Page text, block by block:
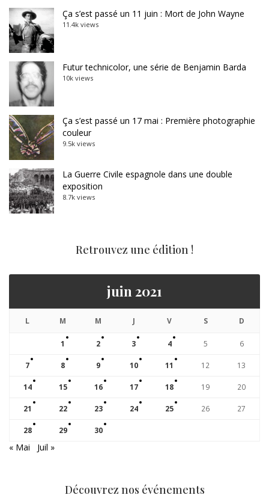
Ça s’est passé un 11 juin : Mort de John Wayne
11.4k views
Futur technicolor, une série de Benjamin Barda
10k views
Ça s’est passé un 17 mai : Première photographie
couleur
9.5k views
La Guerre Civile espagnole dans une double
exposition
8.7k views
Retrouvez une édition !
juin 2021
L M M J V S D
1 2 3 4 5 6
7 8 9 10 11 12 13
14 15 16 17 18 19 20
21 22 23 24 25 26 27
28 29 30
« Mai Juil »
Découvrez nos événements